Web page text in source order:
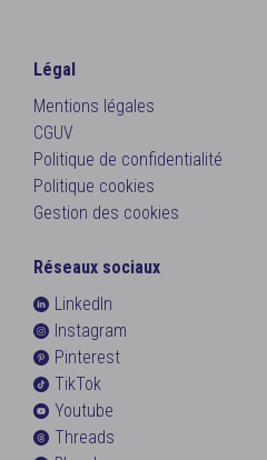
Légal
Mentions légales
CGUV
Politique de confidentialité
Politique cookies
Gestion des cookies
Réseaux sociaux
LinkedIn
Instagram
Pinterest
TikTok
Youtube
Threads